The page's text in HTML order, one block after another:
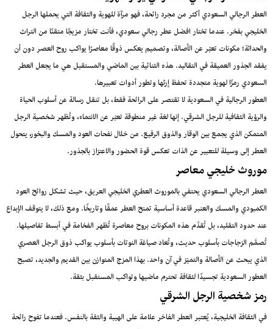
العطر الرجالي السعودي أكثر من مجرد رائحة، فهو مرآة للهوية والثقافة التي يحملها الرجل
الخليجي بفخر. عندما تختار افضل عطر رجالي سعودي، فأنت تختار مزيجًا متقنًا من التراث
والحداثة؛ مكونات تعبّر عن الأصالة، وتصميم يعكس ذوقًا معاصرًا يواكب روح العصر دون أن
يفقد الجذور العميقة في التقاليد. هذه الثنائية بين الماضي والمستقبل هي ما يجعل العطر
السعودي رمزًا لهوية متجددة تحفظ إرثها وتطور أدوات تعبيرها.
العطور الرجالية في السعودية لا تقتصر على الرائحة فقط، بل تنقل رسالة عن أسلوب الحياة
والرؤية الثقافية للرجل الشرقي. إنها لغة غير منطوقة تعبّر عن الانتماء، وتُظهر شخصية الرجل
المتمكن الذي يجمع بين الوقار والذوق الرفيع. من خلال نفحات العود والمسك والبخور، يتحول
العطر إلى وسيلة للتعبير عن الذات تعكس قوة الحضور والاعتزاز بالجذور.
موروث خليجي معاصر
العطر الرجالي السعودي يحتفي بالموروث العطري الخليجي العريق، حيث تشكل روائح العود
الكمبودي والمسك والعنبر قاعدة أساسية تمنح العطر عمقًا وتاريخًا. ومع ذلك، لا يتوقف الإبداع
عند حدود التقليد، بل تُقدَّم هذه المكونات بروح معاصرة تُظهر الفخامة في أبسط تفاصيلها.
تُصمَّم الزجاجات بأسلوب حديث، وتُعاد صياغة النوتات بأسلوب يواكب ذوق الرجل العصري
الذي يبحث عن الأصالة والتميّز في آن واحد. بهذا المزج المتوازن بين القديم والجديد، تصبح
العطور السعودية تجسيدًا لثقافة تحترم ماضيها وتواكب المستقبل بثقة.
رمز شخصية الرجل الشرقي
في الثقافة الخليجية، يُعتبر العطر الفاخر علامة على الهيبة والثقة بالنفس. فعندما تفوح رائحة